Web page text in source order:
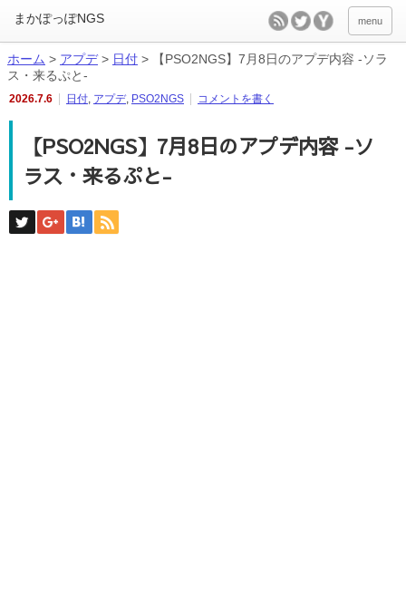
menu
ホーム > アプデ> 日付 >
【PSO2NGS】7月8日のアプデ内容 -ソラ
ス・来るぷと-
2026.7.6 日付, アプデ, PSO2NGS コメントを書く
【PSO2NGS】7月8日のアプデ内容 -ソ
ラス・来るぷと-